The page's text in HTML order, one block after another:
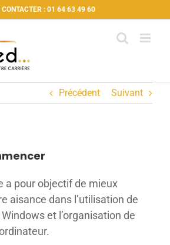
CONTACTER : 01 64 63 49 60
Précédent Suivant
a pour objectif de mieux
aisance dans l’utilisation de
et l’organisation de